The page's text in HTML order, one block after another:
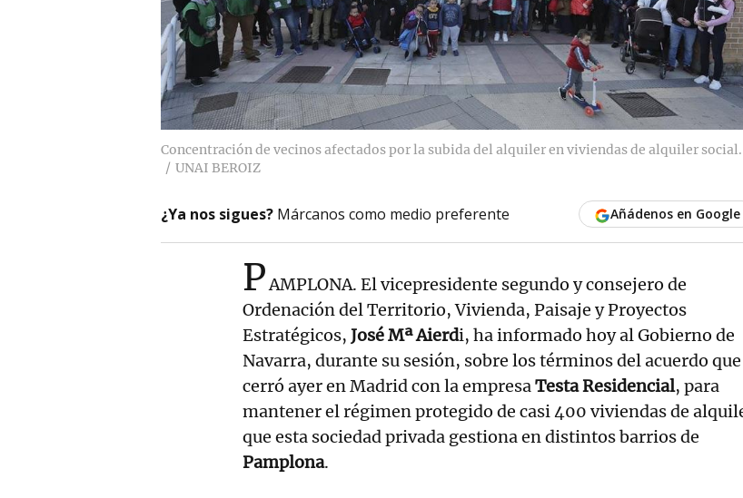
Concentración de vecinos afectados por la subida del alquiler en viviendas de alquiler social.
UNAI BEROIZ
¿Ya nos sigues? Márcanos como medio preferente Añádenos en Google
PAMPLONA. El vicepresidente segundo y consejero de
Ordenación del Territorio, Vivienda, Paisaje y Proyectos
Estratégicos, José Mª Aierdi, ha informado hoy al Gobierno de
Navarra, durante su sesión, sobre los términos del acuerdo que
cerró ayer en Madrid con la empresaTesta Residencial, para
mantener el régimen protegido de casi 400 viviendas de
que esta sociedad privada gestiona en distintos barrios de
Pamplona.